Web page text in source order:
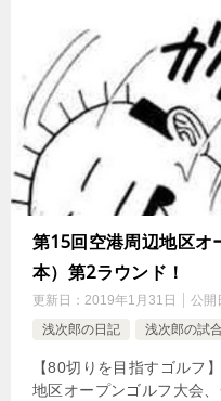
第15回空港周辺地区オ
本）第2ラウンド！
更新日： 2019年1月31日 公開
浅次郎の日記
浅次郎の試
【80切りを目指すゴルフ
地区オープンゴルフ大会